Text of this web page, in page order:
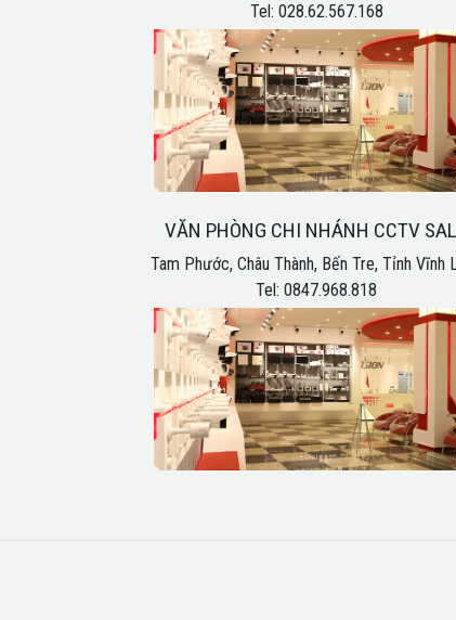
Tel: 028.62.567.168
VĂN PHÒNG CHI NHÁNH CCTV
Tam Phước, Châu Thành, Bến Tre, Tỉnh Vĩnh
Tel: 0847.968.818